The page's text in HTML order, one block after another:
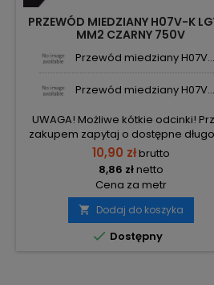
PRZEWÓD MIEDZIANY H07V-K
MM2 CZARNY 750V
Przewód miedziany H07V...
Przewód miedziany H07V...
UWAGA! Możliwe kótkie odcinki!
zakupem zapytaj o dostępne
10,90 złbrutto
8,86 złnetto
Cena za metr
 Dodaj do koszyka
 Dostępny